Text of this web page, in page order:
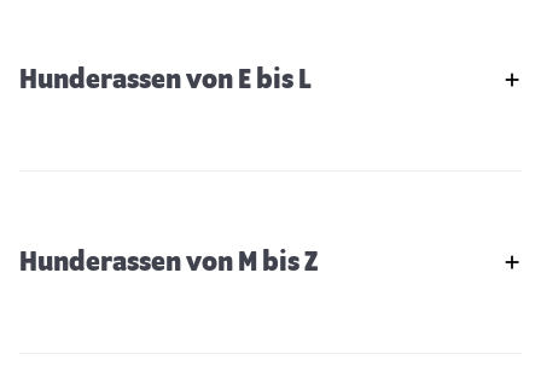
Hunderassen von E bis L
Hunderassen von M bis Z